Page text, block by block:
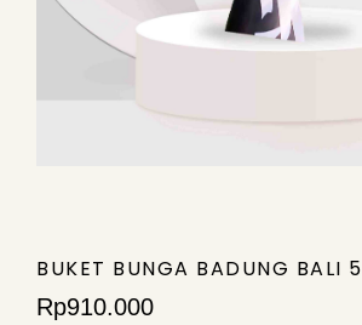
BUKET BUNGA BADUNG BALI
Rp910.000